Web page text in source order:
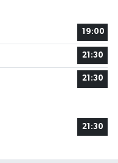
19:00
21:30
21:30
21:30